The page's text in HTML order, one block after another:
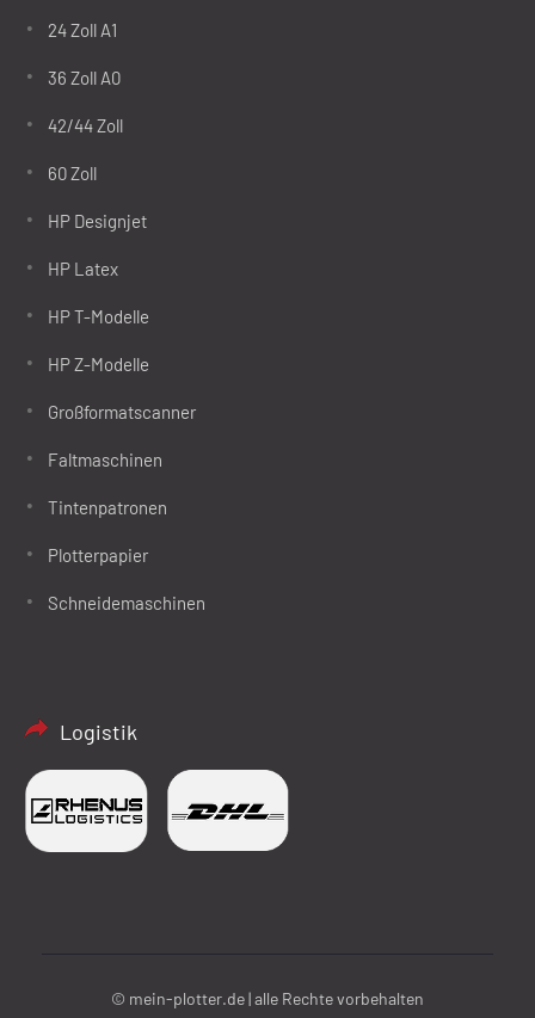
24 Zoll A1
36 Zoll A0
42/44 Zoll
60 Zoll
HP Designjet
HP Latex
HP T-Modelle
HP Z-Modelle
Großformatscanner
Faltmaschinen
Tintenpatronen
Plotterpapier
Schneidemaschinen
Logistik
© mein-plotter.de | alle Rechte vorbehalten